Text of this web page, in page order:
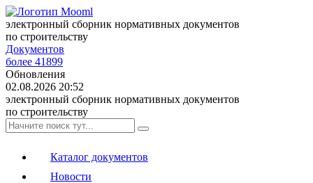
электронный сборник нормативных документов
по строительству
Документов
более 41899
Обновления
02.08.2026 20:52
электронный сборник нормативных документов
по строительству
Каталог документов
Новости